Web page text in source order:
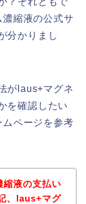
縮液の公式サ
分かりまし
がlaus+マグネ
を確認したい
ページを参考
液の支払い
、laus+マグ